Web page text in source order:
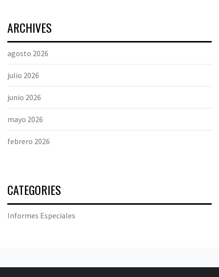
ARCHIVES
agosto 2026
julio 2026
junio 2026
mayo 2026
febrero 2026
CATEGORIES
Informes Especiales